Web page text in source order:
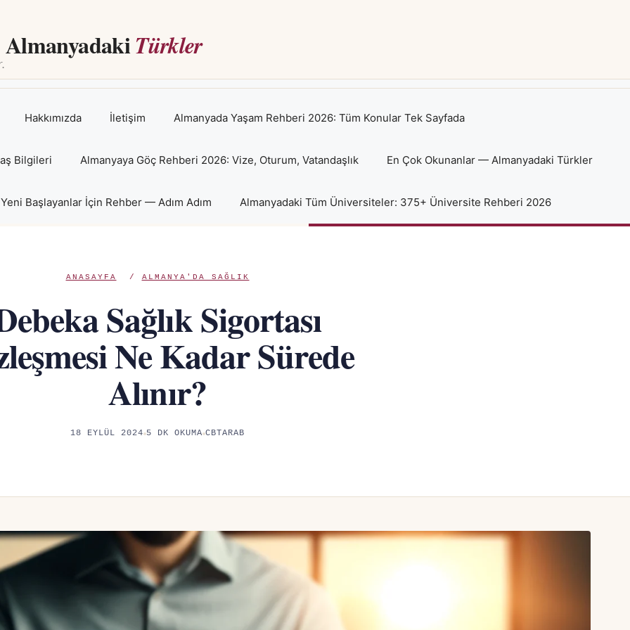
AlmanyadakiTürkler
Hakkımızda İletişim Almanyada Yaşam Rehberi 2026: Tüm Konular Tek Sayfada
Bilgileri Almanyaya Göç Rehberi 2026: Vize, Oturum, Vatandaşlık En Çok Okunanlar — Almanyadaki Türkler
Başlayanlar İçin Rehber — Adım Adım Almanyadaki Tüm Üniversiteler: 375+ Üniversite Rehberi 2026
ANASAYFA / ALMANYA'DA SAĞLIK
Sağlık Sigortası
Ne Kadar Sürede
Alınır?
18 EYLÜL 2024 5 DK OKUMA CBTARAB